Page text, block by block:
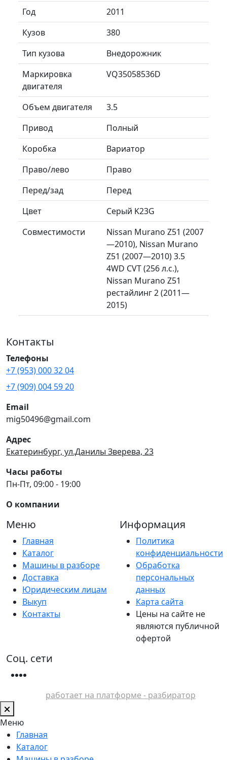
Год
2011
Кузов
380
Тип кузова
Внедорожник
Маркировка
двигателя
VQ35058536D
Объем двигателя
3.5
Привод
Полный
Коробка
Вариатор
Право/лево
Право
Перед/зад
Перед
Цвет
Серый K23G
Совместимости
Nissan Murano Z51 (2007
—2010), Nissan Murano
Z51 (2007—2010) 3.5
4WD CVT (256 л.с.),
Nissan Murano Z51
рестайлинг 2 (2011—
2015)
Контакты
Телефоны
+7 (953) 000 32 04
+7 (909) 004 59 20
Email
mig50496@gmail.com
Адрес
Екатеринбург, ул.Данилы Зверева, 23
Часы работы
Пн-Пт, 09:00 - 19:00
О компании
Меню
Главная
Каталог
Машины в разборе
Доставка
Юридическим лицам
Выкуп
Контакты
Информация
Политика
конфиденциальности
Обработка
персональных
данных
Карта сайта
Цены на сайте не
являются публичной
офертой
Соц. сети
работает на платформе - разбиратор
Меню
Главная
Каталог